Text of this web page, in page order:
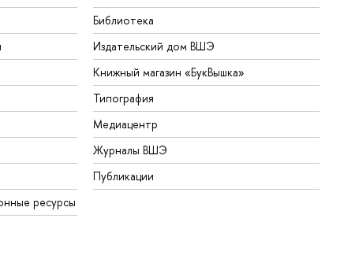
ресурсы
Библиотека
Издательский дом ВШЭ
Книжный магазин «БукВышка»
Типография
Медиацентр
Журналы ВШЭ
Публикации